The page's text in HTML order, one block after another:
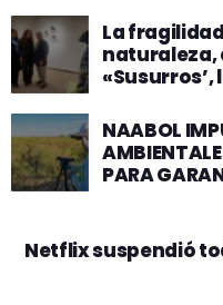
La
naturaleza,
«Susurros’,
NAABOL
PARA
Netflix suspendió